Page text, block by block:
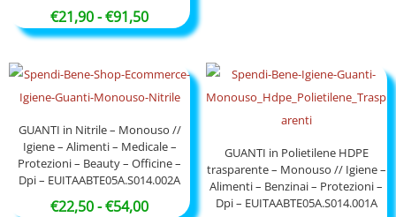
€21,90-€91,50Fascia
di
da
€21,90
a
€91,50
GUANTI in Nitrile – Monouso //
Igiene – Alimenti – Medicale –
Protezioni – Beauty – Officine –
Dpi – EUITAABTE05A.S014.002A
€22,50-€54,00Fascia
GUANTI in Polietilene HDPE
trasparente – Monouso // Igiene –
Alimenti – Benzinai – Protezioni –
Dpi – EUITAABTE05A.S014.001A